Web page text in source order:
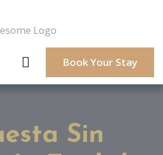
Book Your Stay
Sin